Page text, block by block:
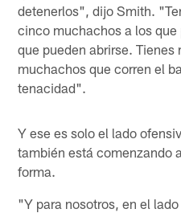
detenerlos", dijo Smith.
cinco muchachos a los
que pueden abrirse.
muchachos que corren el
tenacidad".
Y ese es solo el lado
también está comenzando
forma.
"Y para nosotros, en el